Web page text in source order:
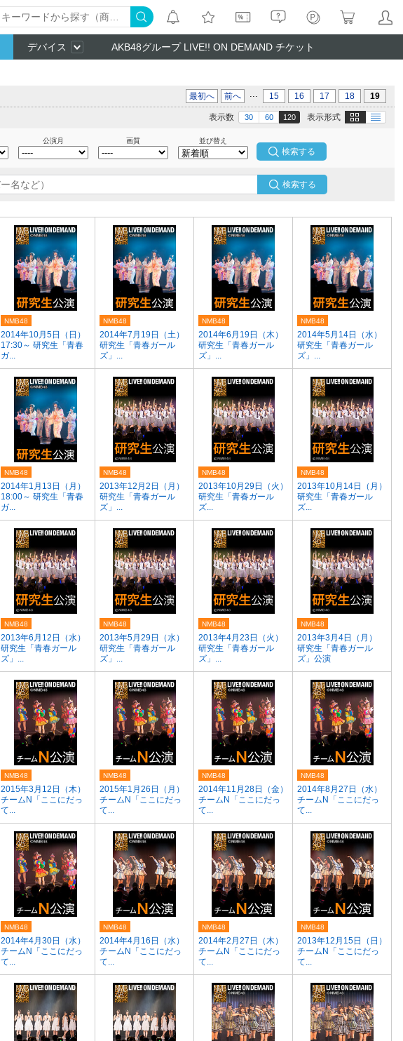
デバイス AKB48グループ LIVE!! ON DEMAND チケット
最初へ 前へ ... 15 16 17 18 19
表示形式 画像 テキスト
表示数 30 60 120
公演月 画質 並び替え
検索する
2014年10月5日（日）
17:30～ 研究生「青春
ガ...
NMB48
2014年7月19日（土）
研究生「青春ガール
ズ」...
NMB48
2014年6月19日（木）
研究生「青春ガール
ズ」...
NMB48
2014年5月14日（水）
研究生「青春ガール
ズ」...
NMB48
2014年1月13日（月）
18:00～ 研究生「青春
ガ...
NMB48
2013年12月2日（月）
研究生「青春ガール
ズ」...
NMB48
2013年10月29日（火）
研究生「青春ガール
ズ...
NMB48
2013年10月14日（月）
研究生「青春ガール
ズ...
NMB48
2013年6月12日（水）
研究生「青春ガール
ズ」...
NMB48
2013年5月29日（水）
研究生「青春ガール
ズ」...
NMB48
2013年4月23日（火）
研究生「青春ガール
ズ」...
NMB48
2013年3月4日（月）
研究生「青春ガール
ズ」公演
NMB48
2015年3月12日（木）
チームN「ここにだっ
て...
NMB48
2015年1月26日（月）
チームN「ここにだっ
て...
NMB48
2014年11月28日（金）
チームN「ここにだっ
て...
NMB48
2014年8月27日（水）
チームN「ここにだっ
て...
NMB48
2014年4月30日（水）
チームN「ここにだっ
て...
NMB48
2014年4月16日（水）
チームN「ここにだっ
て...
NMB48
2014年2月27日（木）
チームN「ここにだっ
て...
NMB48
2013年12月15日（日）
チームN「ここにだっ
て...
NMB48